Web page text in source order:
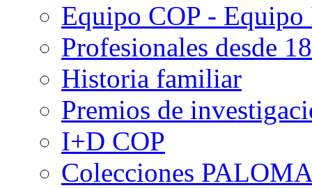
Equipo COP -
Profesionales desde
Historia familiar
Premios de
I+D COP
Colecciones